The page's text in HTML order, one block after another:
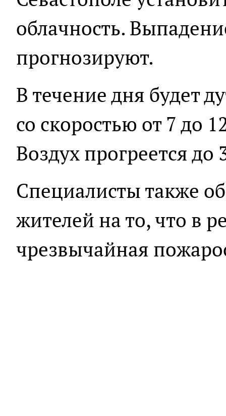
облачность.
прогнозируют.
В течение дня будет
со скоростью от 7 до
Воздух прогреется до
Специалисты также
жителей на то, что в
чрезвычайная